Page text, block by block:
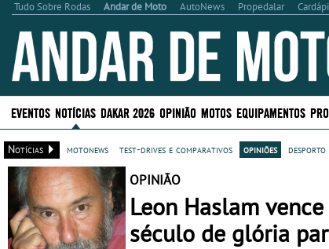
Tudo Sobre Rodas Andar de Moto AutoNews Propedalar
EVENTOS NOTÍCIAS DAKAR 2026 OPINIÃO MOTOS EQUIPAMENTOS
Notícias motonews test-drives e comparativos opiniões desporto
OPINIÃO
Leon Haslam
século de glória